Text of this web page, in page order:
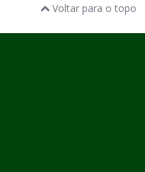
Voltar para o topo